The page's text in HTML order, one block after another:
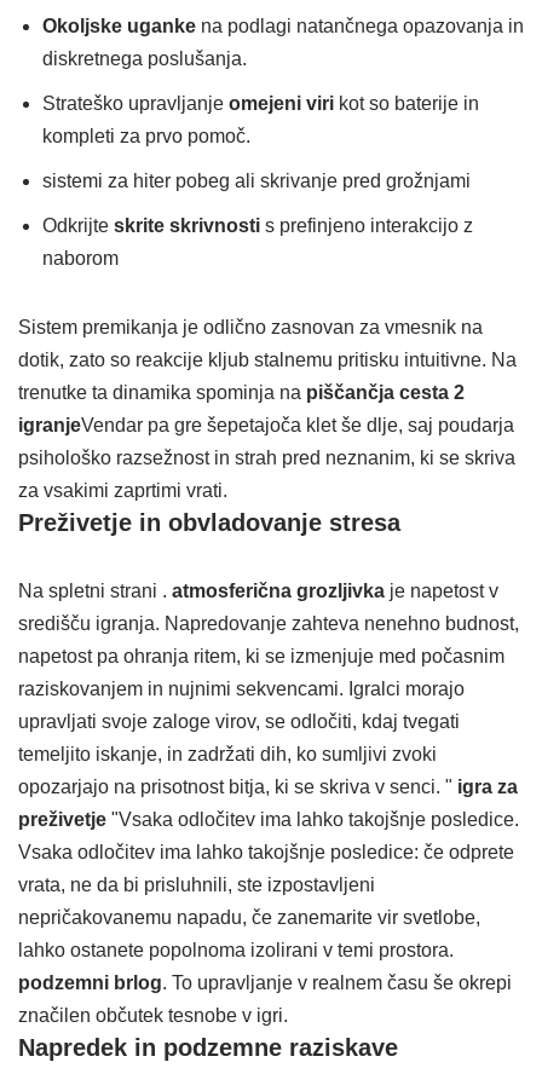
Okoljske uganke na podlagi natančnega opazovanja in
diskretnega poslušanja.
Strateško upravljanje omejeni viri kot so baterije in
kompleti za prvo pomoč.
sistemi za hiter pobeg ali skrivanje pred grožnjami
Odkrijte skrite skrivnosti s prefinjeno interakcijo z
naborom
Sistem premikanja je odlično zasnovan za vmesnik na
dotik, zato so reakcije kljub stalnemu pritisku intuitivne. Na
trenutke ta dinamika spominja na piščančja cesta 2
igranjeVendar pa gre šepetajoča klet še dlje, saj poudarja
psihološko razsežnost in strah pred neznanim, ki se skriva
za vsakimi zaprtimi vrati.
Preživetje in obvladovanje stresa
Na spletni strani . atmosferična grozljivka je napetost v
središču igranja. Napredovanje zahteva nenehno budnost,
napetost pa ohranja ritem, ki se izmenjuje med počasnim
raziskovanjem in nujnimi sekvencami. Igralci morajo
upravljati svoje zaloge virov, se odločiti, kdaj tvegati
temeljito iskanje, in zadržati dih, ko sumljivi zvoki
opozarjajo na prisotnost bitja, ki se skriva v senci. " igra za
preživetje "Vsaka odločitev ima lahko takojšnje posledice.
Vsaka odločitev ima lahko takojšnje posledice: če odprete
vrata, ne da bi prisluhnili, ste izpostavljeni
nepričakovanemu napadu, če zanemarite vir svetlobe,
lahko ostanete popolnoma izolirani v temi prostora.
podzemni brlog. To upravljanje v realnem času še okrepi
značilen občutek tesnobe v igri.
Napredek in podzemne raziskave